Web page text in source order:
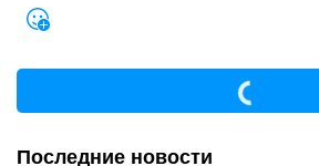
Последние новости